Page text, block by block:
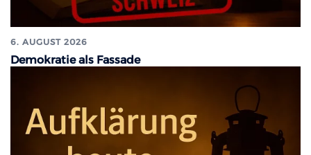
6. AUGUST 2026
Demokratie als Fassade